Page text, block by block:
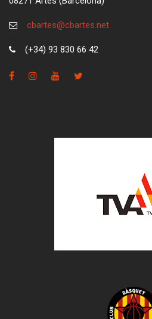
cbartes@cbartes.net
(+34) 93 830 66 42